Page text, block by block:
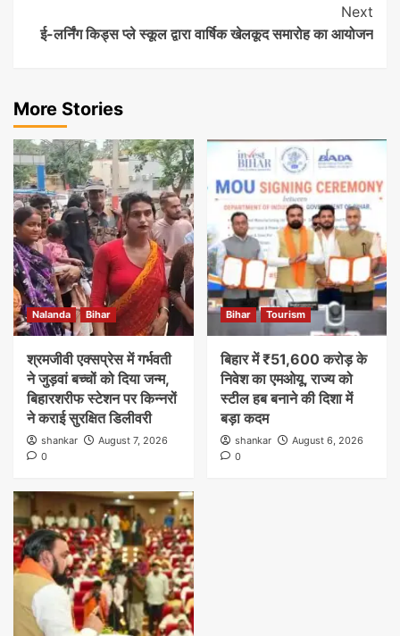
Next
ई-लर्निंग किड्स प्ले स्कूल द्वारा वार्षिक खेलकूद समारोह का आयोजन
More Stories
Nalanda Bihar
श्रमजीवी एक्सप्रेस में गर्भवती
ने जुड़वां बच्चों को दिया जन्म,
बिहारशरीफ स्टेशन पर किन्नरों
ने कराई सुरक्षित डिलीवरी
shankar
August 7, 2026
0
Bihar Tourism
बिहार में ₹51,600 करोड़ के
निवेश का एमओयू, राज्य को
स्टील हब बनाने की दिशा में
बड़ा कदम
shankar
August 6, 2026
0